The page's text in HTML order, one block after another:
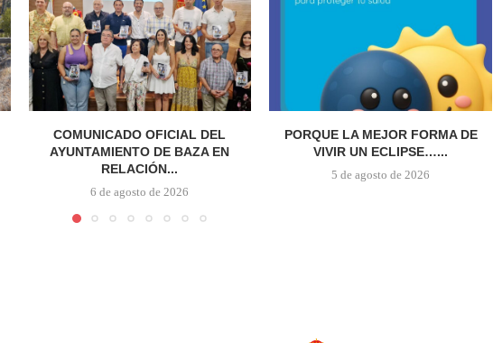
COMUNICADO OFICIAL DEL
AYUNTAMIENTO DE BAZA EN
RELACIÓN...
6 de agosto de 2026
PORQUE LA MEJOR FORMA DE
VIVIR UN ECLIPSE…...
5 de agosto de 2026